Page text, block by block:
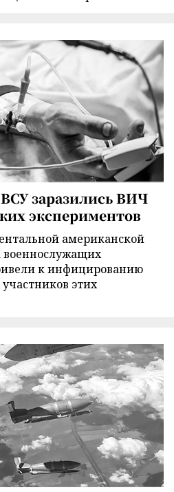
заразились ВИЧ
экспериментов
американской
к инфицированию
этих